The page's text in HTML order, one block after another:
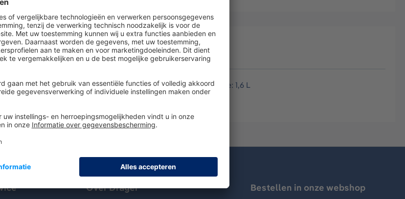
- gasinhoud: 60 L - druk: 35 bar - nominaal volume: 1,6 L
Over Dräger Bestellen in onze webshop